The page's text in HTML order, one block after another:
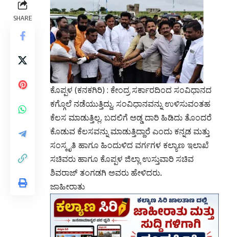
SHARE
ಕೊಪ್ಪಳ (ಕನಕಗಿರಿ) : ಕೇಂದ್ರ ಸರ್ಕಾರದಿಂದ ಸಂವಿಧಾನದ
ಕಗ್ಗೊಲೆ ನಡೆಯುತ್ತಿದ್ದು, ಸಂವಿಧಾನವನ್ನು ಉಳಿಸುವಂತಹ
ಕೆಲಸ ಮಾಡುತ್ತಿಲ್ಲ. ಬದಲಿಗೆ ಅಡ್ಡ ದಾರಿ ಹಿಡಿದು ತೊಂದರೆ
ಕೊಡುವ ಕೆಲಸವನ್ನು ಮಾಡುತ್ತಿದ್ದಾರೆ ಎಂದು ಕನ್ನಡ ಮತ್ತು
ಸಂಸ್ಕೃತಿ ಹಾಗೂ ಹಿಂದುಳಿದ ವರ್ಗಗಳ ಕಲ್ಯಾಣ ಇಲಾಖೆ
ಸಚಿವರು ಹಾಗೂ ಕೊಪ್ಪಳ ಜಿಲ್ಲಾ ಉಸ್ತುವಾರಿ ಸಚಿವ
ಶಿವರಾಜ್ ತಂಗಡಗಿ ಅವರು ಹೇಳಿದರು.
ಜಾಹೀರಾತು